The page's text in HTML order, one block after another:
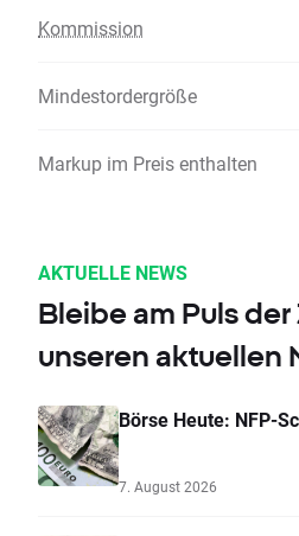
Kommission
Mindestordergröße
Markup im Preis enthalten
AKTUELLE NEWS
Bleibe am Puls der
unseren aktuellen
Börse Heute: NFP-
7. August 2026